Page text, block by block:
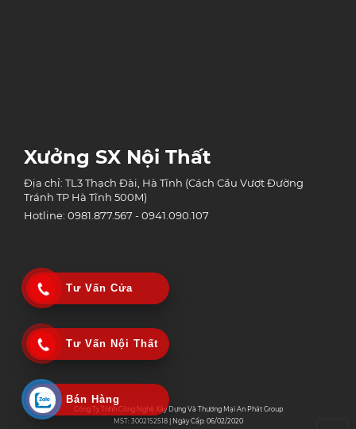
Xưởng SX Nội Thất
Địa chỉ: TL3 Thạch Đài, Hà Tĩnh (Cách Cầu Vượt Đường
Tránh TP Hà Tĩnh 500M)
Hotline: 0981.877.567 - 0941.090.107
Công Ty Tnhh Công Nghệ Xây Dựng Và Thương Mại An Phát Group
MST: 3002152518 | Ngày Cấp: 06/02/2020
Tư Vấn Cửa
Tư Vấn Nội Thất
Bán Hàng